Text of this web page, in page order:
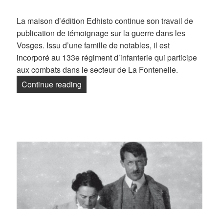
La maison d’édition Edhisto continue son travail de
publication de témoignage sur la guerre dans les
Vosges. Issu d’une famille de notables, il est
incorporé au 133e régiment d’infanterie qui participe
aux combats dans le secteur de La Fontenelle.
Continue reading